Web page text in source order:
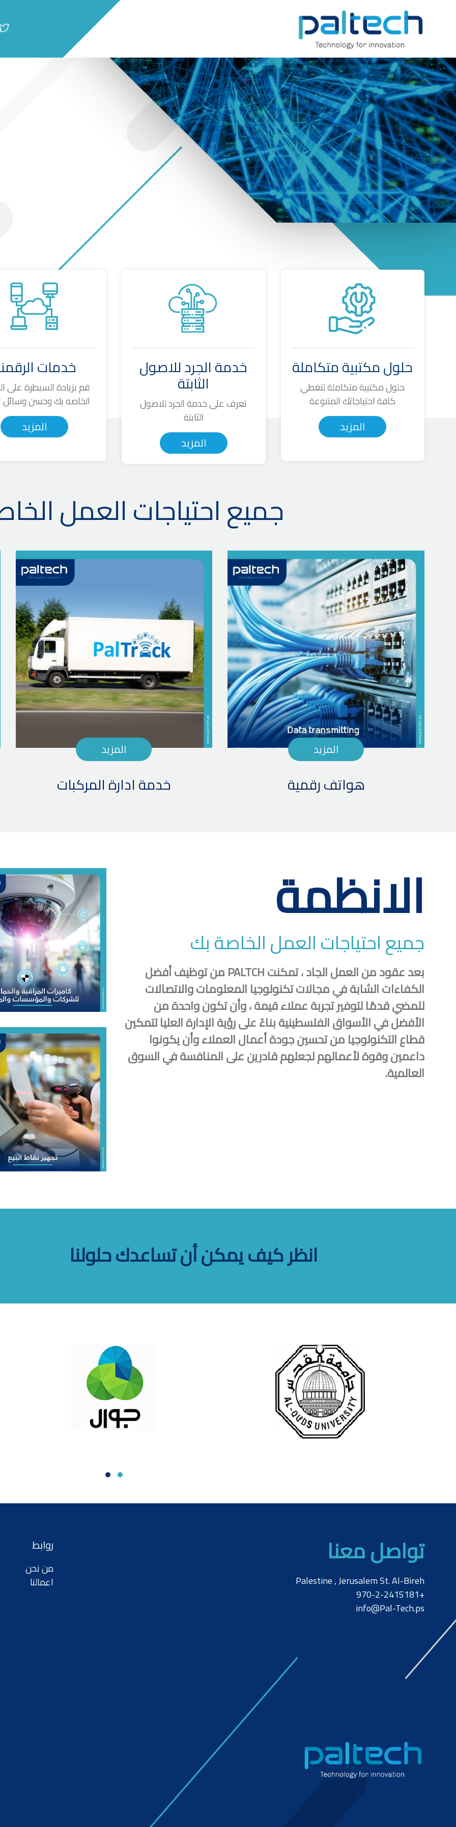
خدمات
قم بزيادة السيطرة على
الخاصه بك وحسن وسائل
المزيد
خدمة الجرد للاصول
الثابتة
تعرف على خدمة الجرد للاصول
الثابتة
المزيد
حلول مكتبية متكاملة
حلول مكتبية متكاملة لتغطي
كافة احتياجاتك المتنوعة
المزيد
جميع احتياجات العمل
المزيد
خدمة ادارة المركبات
المزيد
هواتف رقمية
الانظمة
جميع احتياجات العمل الخاصة بك
بعد عقود من العمل الجاد ، تمكنت PALTCH من توظيف أفضل
الكفاءات الشابة في مجالات تكنولوجيا المعلومات والاتصالات
للمضي قدمًا لتوفير تجربة عملاء قيمة ، وأن تكون واحدة من
الأفضل في الأسواق الفلسطينية بناءً على رؤية الإدارة العليا لتمكين
قطاع التكنولوجيا من تحسين جودة أعمال العملاء وأن يكونوا
داعمين وقوة لأعمالهم لجعلهم قادرين على المنافسة في السوق
العالمية.
انظر كيف يمكن أن تساعدك حلولنا
تواصل معنا
Palestine , Jerusalem St. Al-Bireh
+970-2-2415181
info@Pal-Tech.ps
روابط
من نحن
اعمالنا